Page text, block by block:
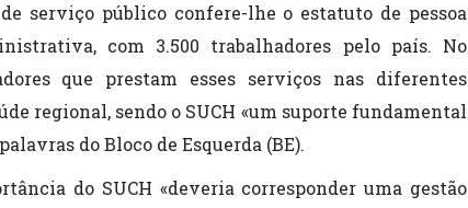
serviço público confere-lhe o estatuto de pessoa
com 3.500 trabalhadores pelo país. No
que prestam esses serviços nas diferentes
regional, sendo o SUCH «um suporte fundamental
do Bloco de Esquerda (BE).
do SUCH «deveria corresponder uma gestão